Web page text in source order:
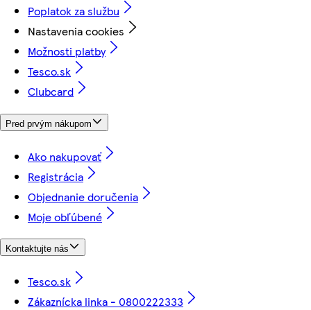
Poplatok za službu
Nastavenia cookies
Možnosti platby
Tesco.sk
Clubcard
Pred prvým nákupom
Ako nakupovať
Registrácia
Objednanie doručenia
Moje obľúbené
Kontaktujte nás
Tesco.sk
Zákaznícka linka - 0800222333